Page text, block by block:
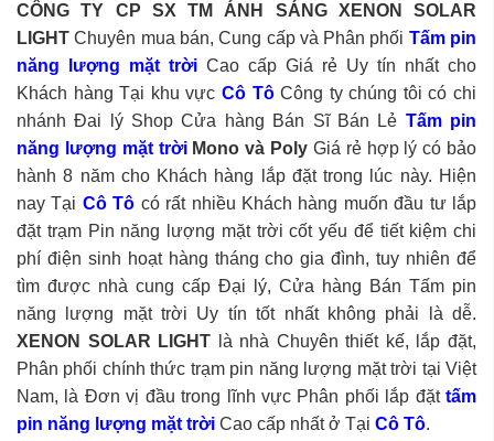
CÔNG TY CP SX TM ÁNH SÁNG XENON SOLAR
LIGHT Chuyên mua bán, Cung cấp và Phân phối Tấm pin
năng lượng mặt trời Cao cấp Giá rẻ Uy tín nhất cho
Khách hàng Tại khu vực Cô Tô Công ty chúng tôi có chi
nhánh Đai lý Shop Cửa hàng Bán Sĩ Bán Lẻ Tấm pin
năng lượng mặt trờiMono và Poly Giá rẻ hợp lý có bảo
hành 8 năm cho Khách hàng lắp đặt trong lúc này. Hiện
nay Tại Cô Tô có rất nhiều Khách hàng muốn đầu tư lắp
đặt trạm Pin năng lượng mặt trời cốt yếu để tiết kiệm chi
phí điện sinh hoạt hàng tháng cho gia đình, tuy nhiên để
tìm được nhà cung cấp Đại lý, Cửa hàng Bán Tấm pin
năng lượng mặt trời Uy tín tốt nhất không phải là dễ.
XENON SOLAR LIGHT là nhà Chuyên thiết kế, lắp đặt,
Phân phối chính thức trạm pin năng lượng mặt trời tại Việt
Nam, là Đơn vị đầu trong lĩnh vực Phân phối lắp đặttấm
pin năng lượng mặt trời Cao cấp nhất ở Tại Cô Tô.